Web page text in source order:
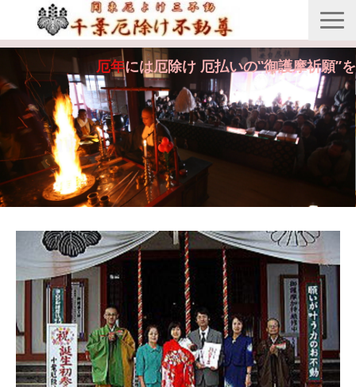
縁起由来
年間行事
御護摩祈願
御守・紙札
安産・七五三祝祷
厄年には厄除け 厄払いの‟御護摩祈願”を